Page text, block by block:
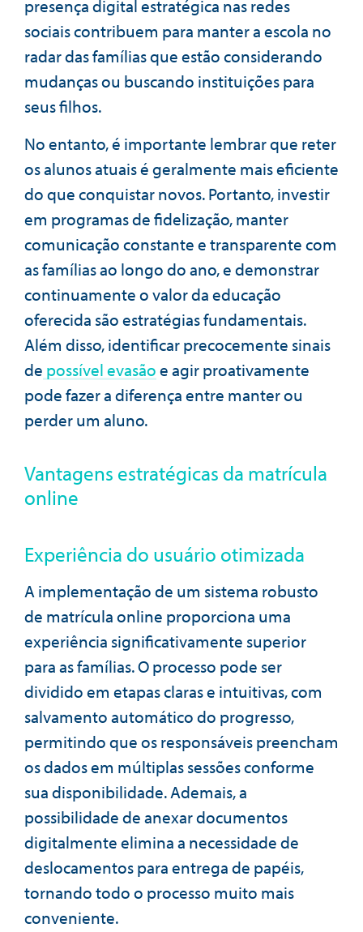
presença digital estratégica nas redes
sociais contribuem para manter a escola no
radar das famílias que estão considerando
mudanças ou buscando instituições para
seus filhos.
No entanto, é importante lembrar que reter
os alunos atuais é geralmente mais eficiente
do que conquistar novos. Portanto, investir
em programas de fidelização, manter
comunicação constante e transparente com
as famílias ao longo do ano, e demonstrar
continuamente o valor da educação
oferecida são estratégias fundamentais.
Além disso, identificar precocemente sinais
de possível evasãoe agir proativamente
pode fazer a diferença entre manter ou
perder um aluno.
Vantagens estratégicas da matrícula
online
Experiência do usuário otimizada
A implementação de um sistema robusto
de matrícula online proporciona uma
experiência significativamente superior
para as famílias. O processo pode ser
dividido em etapas claras e intuitivas, com
salvamento automático do progresso,
permitindo que os responsáveis preencham
os dados em múltiplas sessões conforme
sua disponibilidade. Ademais, a
possibilidade de anexar documentos
digitalmente elimina a necessidade de
deslocamentos para entrega de papéis,
tornando todo o processo muito mais
conveniente.